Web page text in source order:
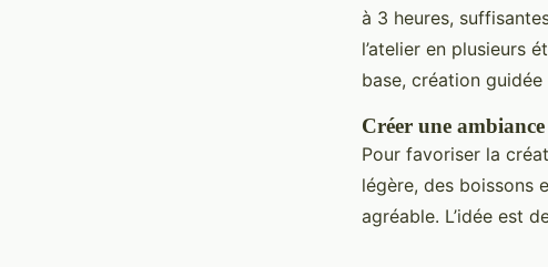
à 3 heures,
l’atelier en plusieurs
base, création
Créer une
Pour favoriser la
légère, des boissons
agréable. L’idée est